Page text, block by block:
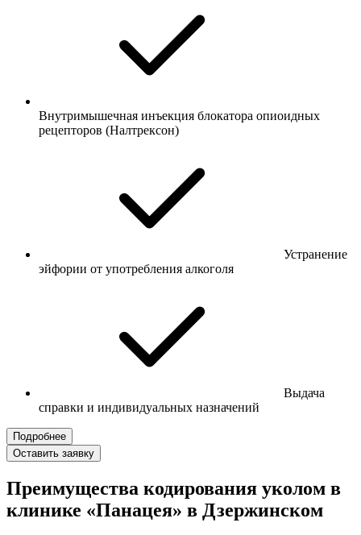
Внутримышечная инъекция блокатора опиоидных
рецепторов (Налтрексон)
Устранение
эйфории от употребления алкоголя
Выдача
справки и индивидуальных назначений
Подробнее
Оставить заявку
Преимущества кодирования уколом в
клинике «Панацея» в Дзержинском